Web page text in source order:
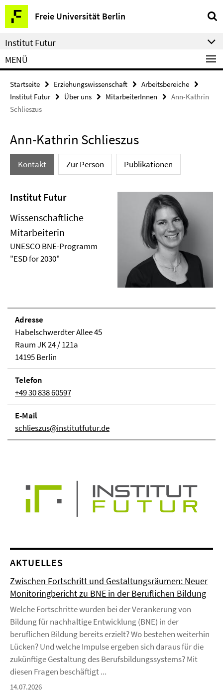
Springe
direkt
zu
Inhalt
Freie Universität Berlin
Service-
Navigation
Institut Futur
MENÜ
Startseite Erziehungswissenschaft
Arbeitsbereiche
Institut Futur
Über uns MitarbeiterInnen
Ann-Kathrin
Schlieszus
Ann-Kathrin Schlieszus
Kontakt Zur Person Publikationen
Institut Futur
Wissenschaftliche
Mitarbeiterin
UNESCO BNE-Programm
"ESD for 2030"
Adresse
Habelschwerdter Allee 45
Raum JK 24 / 121a
14195 Berlin
Telefon
+49 30 838 60597
E-Mail
schlieszus@institutfutur.de
AKTUELLES
Zwischen Fortschritt und Gestaltungsräumen: Neuer
Monitoringbericht zu BNE in der Beruflichen Bildung
Welche Fortschritte wurden bei der Verankerung von
Bildung für nachhaltige Entwicklung (BNE) in der
beruflichen Bildung bereits erzielt? Wo bestehen weiterhin
Lücken? Und welche Impulse ergeben sich daraus für die
zukünftige Gestaltung des Berufsbildungssystems? Mit
diesen Fragen beschäftigt ...
14.07.2026